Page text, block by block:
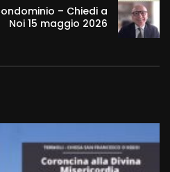
– Chiedi a
Noi 15 maggio 2026